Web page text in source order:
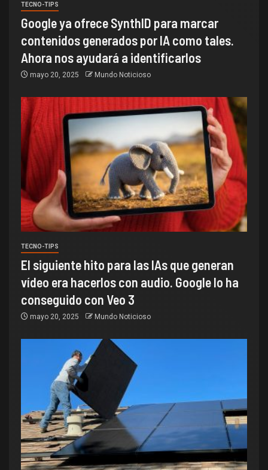
TECNO-TIPS
Google ya ofrece SynthID para marcar
contenidos generados por IA como tales.
Ahora nos ayudará a identificarlos
mayo 20, 2025 Mundo Noticioso
TECNO-TIPS
El siguiente hito para las IAs que generan
vídeo era hacerlos con audio. Google lo ha
conseguido con Veo 3
mayo 20, 2025 Mundo Noticioso